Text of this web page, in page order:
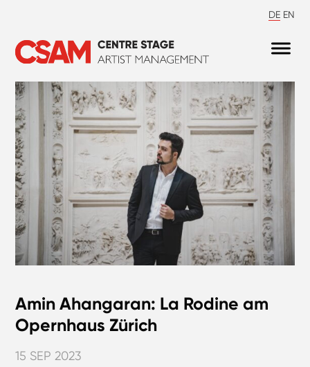
DE EN
Amin Ahangaran: La Rodine am
Opernhaus Zürich
15 SEP 2023